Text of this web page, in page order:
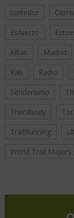
corredor
Esfuerzo
Kilian Madrid
Rab Radio
Senderismo
Therabody
TrailRunning
World Trail Majors